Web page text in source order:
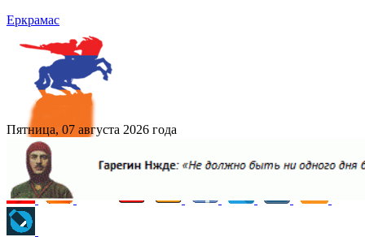
Еркрамас
Пятница, 07 августа 2026 года